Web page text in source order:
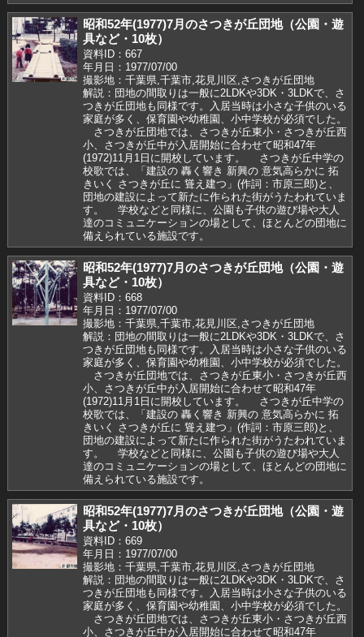
昭和52年(1977)7月のさつきが丘団地（公園・遊
具など・10枚）
資料ID：667
年月日：1977/07/00
撮影地：千葉県,千葉市,花見川区,さつきが丘団地
解説：団地の間取りは一般に2LDKや3DK・3LDKで、さ
つきが丘団地も同様です。入居当時は小さな子供のいる
家庭が多く、保育園や幼稚園、小中学校が必須でした。
さつきが丘団地では、さつきが丘東小・さつきが丘西
小、さつきが丘中が入居開始に合わせて昭和47年
(1972)11月1日に開校しています。 さつきが丘中学の
校歌では、「建設の 轟く響き 新興の 意気高らかに 拓
きいく さつきが丘に 聳え建つ」(作詞：市原三郎)と、
団地の建設によって新たに作られた街がうたわれていま
す。 学校などと同様に、公園も子供の遊び場や大人
達のコミュニケーションの場として、ほとんどの団地に
備えられている施設です。
昭和52年(1977)7月のさつきが丘団地（公園・遊
具など・10枚）
資料ID：668
年月日：1977/07/00
撮影地：千葉県,千葉市,花見川区,さつきが丘団地
解説：団地の間取りは一般に2LDKや3DK・3LDKで、さ
つきが丘団地も同様です。入居当時は小さな子供のいる
家庭が多く、保育園や幼稚園、小中学校が必須でした。
さつきが丘団地では、さつきが丘東小・さつきが丘西
小、さつきが丘中が入居開始に合わせて昭和47年
(1972)11月1日に開校しています。 さつきが丘中学の
校歌では、「建設の 轟く響き 新興の 意気高らかに 拓
きいく さつきが丘に 聳え建つ」(作詞：市原三郎)と、
団地の建設によって新たに作られた街がうたわれていま
す。 学校などと同様に、公園も子供の遊び場や大人
達のコミュニケーションの場として、ほとんどの団地に
備えられている施設です。
昭和52年(1977)7月のさつきが丘団地（公園・遊
具など・10枚）
資料ID：669
年月日：1977/07/00
撮影地：千葉県,千葉市,花見川区,さつきが丘団地
解説：団地の間取りは一般に2LDKや3DK・3LDKで、さ
つきが丘団地も同様です。入居当時は小さな子供のいる
家庭が多く、保育園や幼稚園、小中学校が必須でした。
さつきが丘団地では、さつきが丘東小・さつきが丘西
小、さつきが丘中が入居開始に合わせて昭和47年